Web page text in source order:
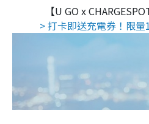
【U GO x
> 打卡即送充電券！限